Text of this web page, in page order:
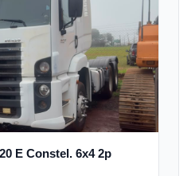
E Constel. 6x4 2p